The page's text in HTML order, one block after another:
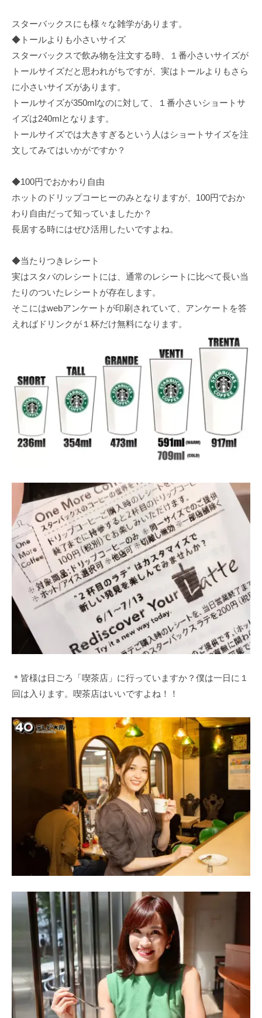
スターバックスにも様々な雑学があります。
◆トールよりも小さいサイズ
スターバックスで飲み物を注文する時、１番小さいサイズが
トールサイズだと思われがちですが、実はトールよりもさら
に小さいサイズがあります。
トールサイズが350mlなのに対して、１番小さいショートサ
イズは240mlとなります。
トールサイズでは大きすぎるという人はショートサイズを注
文してみてはいかがですか？
◆100円でおかわり自由
ホットのドリップコーヒーのみとなりますが、100円でおか
わり自由だって知っていましたか？
長居する時にはぜひ活用したいですよね。
◆当たりつきレシート
実はスタバのレシートには、通常のレシートに比べて長い当
たりのついたレシートが存在します。
そこにはwebアンケートが印刷されていて、アンケートを答
えればドリンクが１杯だけ無料になります。
＊皆様は日ごろ「喫茶店」に行っていますか？僕は一日に１
回は入ります。喫茶店はいいですよね！！